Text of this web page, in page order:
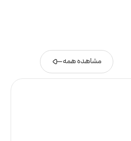
مشاهده همه